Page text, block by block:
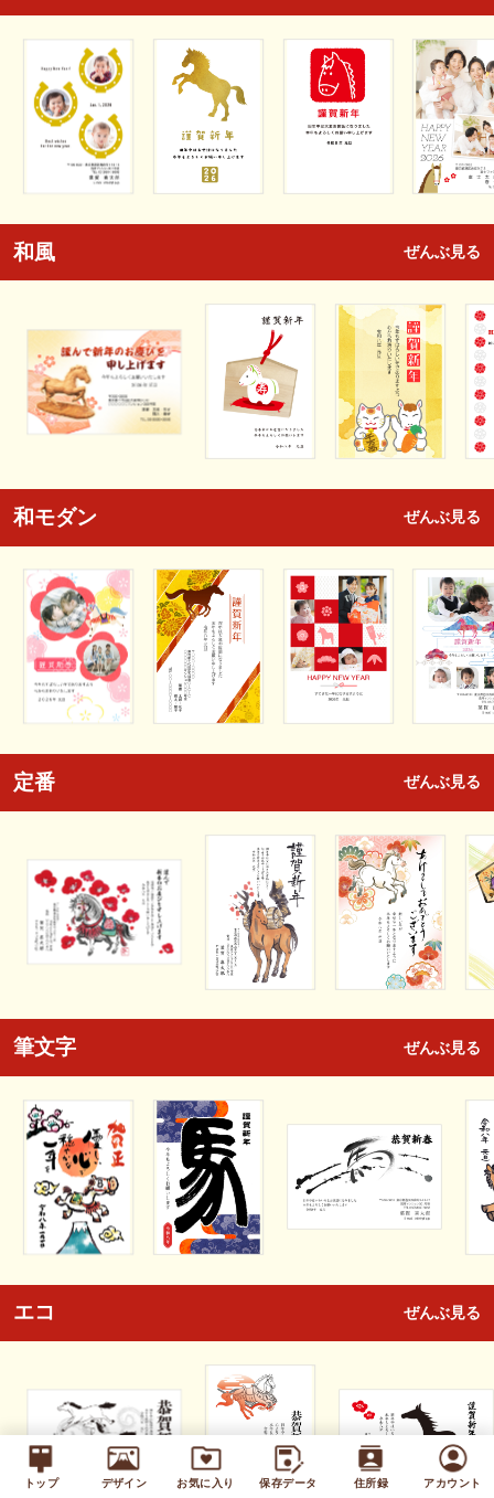
トップ デザイン お気に入り 保存データ 住所録 アカウント
和風 ぜんぶ見る
和モダン ぜんぶ見る
定番 ぜんぶ見る
筆文字 ぜんぶ見る
エコ ぜんぶ見る